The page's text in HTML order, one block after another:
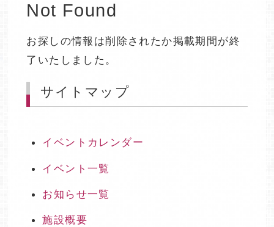
Not Found
お探しの情報は削除されたか掲載期間が終
了いたしました。
サイトマップ
イベントカレンダー
イベント一覧
お知らせ一覧
施設概要